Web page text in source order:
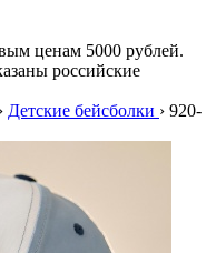
ценам 5000 рублей.
российские
› Детские бейсболки › 920-